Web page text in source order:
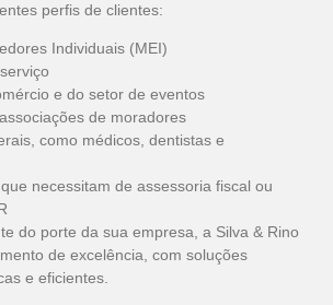
perfis de clientes:
Individuais (MEI)
e do setor de eventos
de moradores
como médicos, dentistas e
necessitam de assessoria fiscal ou
do porte da sua empresa, a Silva & Rino
de excelência, com soluções
e eficientes.